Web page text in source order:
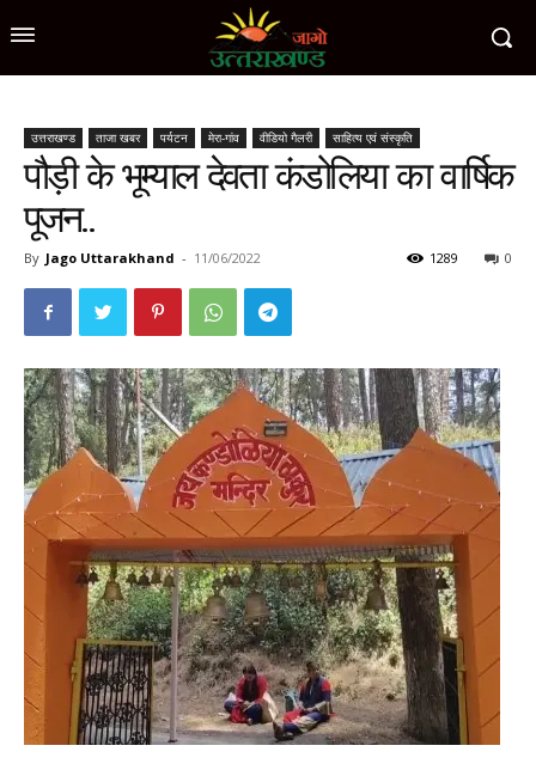
उत्तराखण्ड ताजा खबर पर्यटन मेरा-गांव वीडियो गैलरी साहित्य एवं संस्कृति
पौड़ी के भूम्याल देवता कंडोलिया का वार्षिक
पूजन..
By Jago Uttarakhand - 11/06/2022 0
1289